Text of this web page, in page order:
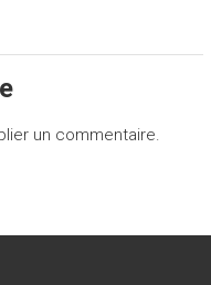
un commentaire.